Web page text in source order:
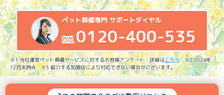
ペット葬儀専門 サポートダイヤル
0120-400-535
※1 当社運営ペット葬儀サービスに対するお客様アンケート：詳細はこちら ※2 2024年
12月末時点 ※3 紹介する加盟店により対応できない場合がございます。